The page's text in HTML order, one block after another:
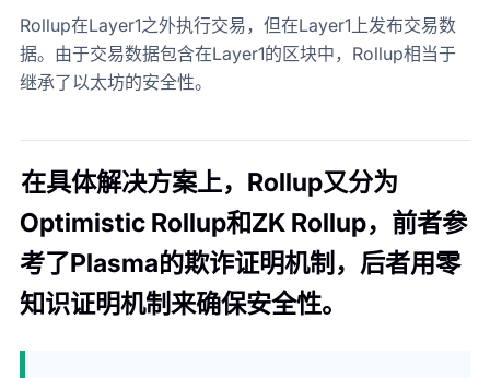
Rollup在Layer1之外执行交易，但在Layer1上发布交易数
据。由于交易数据包含在Layer1的区块中，Rollup相当于
继承了以太坊的安全性。
在具体解决方案上，Rollup又分为
Optimistic Rollup和ZK Rollup，前者参
考了Plasma的欺诈证明机制，后者用零
知识证明机制来确保安全性。